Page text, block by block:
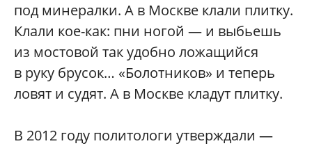
под минералки. А в Москве клали плитку.
Клали кое-как: пни ногой — и выбьешь
из мостовой так удобно ложащийся
в руку брусок… «Болотников» и теперь
ловят и судят. А в Москве кладут плитку.
В 2012 году политологи утверждали —